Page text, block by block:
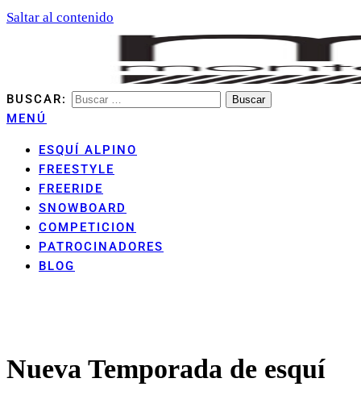
Saltar al contenido
MONTANHA ARAN CLUB
BUSCAR:
MENÚ
ESQUÍ ALPINO
FREESTYLE
FREERIDE
SNOWBOARD
COMPETICION
PATROCINADORES
BLOG
Nueva Temporada de esquí